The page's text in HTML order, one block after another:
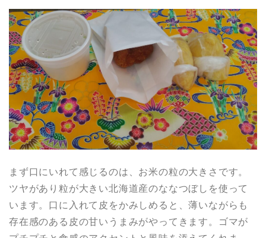
まず口にいれて感じるのは、お米の粒の大きさです。
ツヤがあり粒が大きい北海道産のななつぼしを使って
います。口に入れて皮をかみしめると、薄いながらも
存在感のある皮の甘いうまみがやってきます。ゴマが